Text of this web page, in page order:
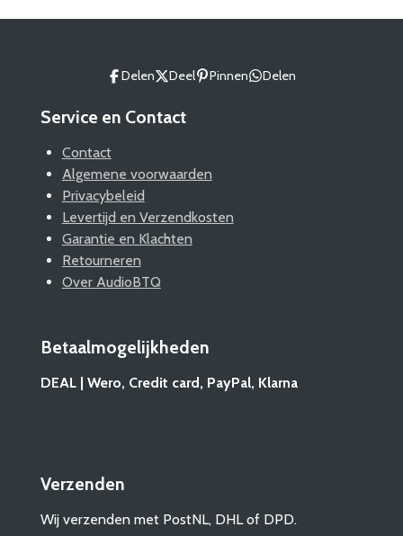
Delen Deel Pinnen Delen
Service en Contact
Contact
Algemene voorwaarden
Privacybeleid
Levertijd en Verzendkosten
Garantie en Klachten
Retourneren
Over AudioBTQ
Betaalmogelijkheden
DEAL | Wero, Credit card, PayPal, Klarna
Verzenden
Wij verzenden met PostNL, DHL of DPD.